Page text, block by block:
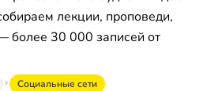
лекции, проповеди,
более 30 000 записей от
Социальные сети